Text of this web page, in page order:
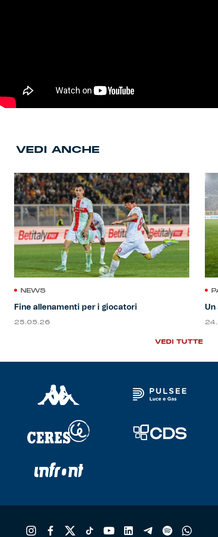
VEDI ANCHE
NEWS
Fine allenamenti per i giocatori
25.05.26
Un
VEDI TUTTE